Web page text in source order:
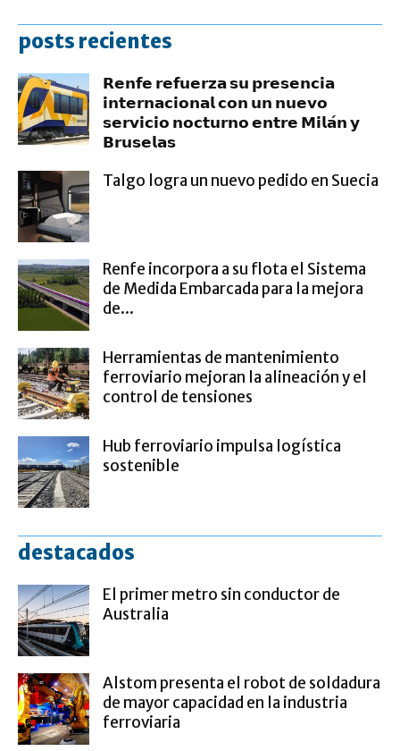
posts recientes
𝗥𝗲𝗻𝗳𝗲 𝗿𝗲𝗳𝘂𝗲𝗿𝘇𝗮 𝘀𝘂 𝗽𝗿𝗲𝘀𝗲𝗻𝗰𝗶𝗮
𝗶𝗻𝘁𝗲𝗿𝗻𝗮𝗰𝗶𝗼𝗻𝗮𝗹 𝗰𝗼𝗻 𝘂𝗻 𝗻𝘂𝗲𝘃𝗼
𝘀𝗲𝗿𝘃𝗶𝗰𝗶𝗼 𝗻𝗼𝗰𝘁𝘂𝗿𝗻𝗼 𝗲𝗻𝘁𝗿𝗲 𝗠𝗶𝗹𝗮́𝗻 𝘆
𝗕𝗿𝘂𝘀𝗲𝗹𝗮𝘀
Talgo logra un nuevo pedido en Suecia
Renfe incorpora a su flota el Sistema
de Medida Embarcada para la mejora
de...
Herramientas de mantenimiento
ferroviario mejoran la alineación y el
control de tensiones
Hub ferroviario impulsa logística
sostenible
destacados
El primer metro sin conductor de
Australia
Alstom presenta el robot de soldadura
de mayor capacidad en la industria
ferroviaria